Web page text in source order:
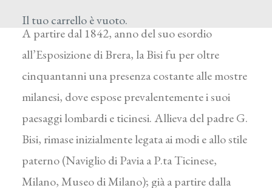
Il tuo carrello è vuoto.
Milano 1818 – 1911
A partire dal 1842, anno del suo esordio
all’Esposizione di Brera, la Bisi fu per oltre
cinquantanni una presenza costante alle mostre
milanesi, dove espose prevalentemente i suoi
paesaggi lombardi e ticinesi. Allieva del padre G.
Bisi, rimase inizialmente legata ai modi e allo stile
paterno (Naviglio di Pavia a P.ta Ticinese,
Milano, Museo di Milano); già a partire dalla